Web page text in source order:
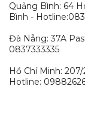
Quảng Bình: 64
Bình -
Đà Nẵng: 37A
0837333335
Hồ Chí Minh:
Hotline: